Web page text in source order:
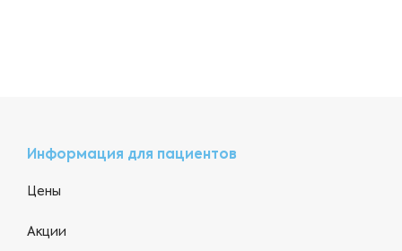
Информация для пациентов
Цены
Акции